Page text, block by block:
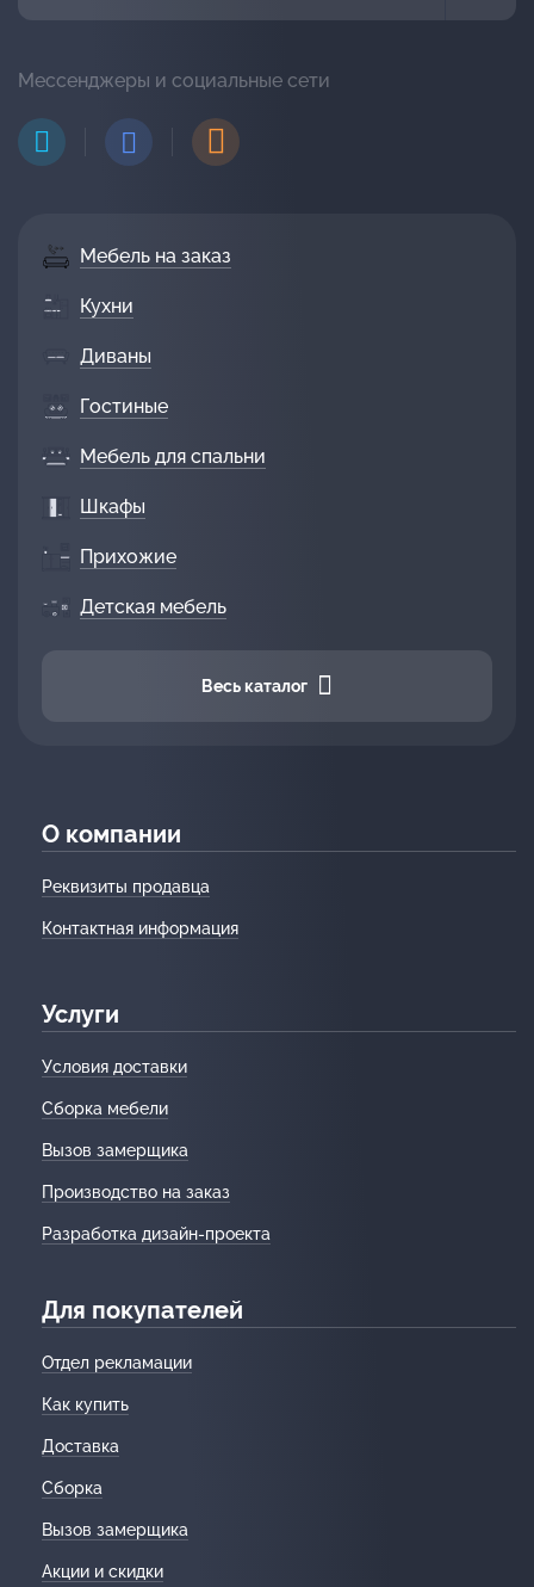
Мебель на заказ
Кухни
Диваны
Гостиные
Мебель для спальни
Шкафы
Прихожие
Детская мебель
Весь каталог
О компании
Реквизиты продавца
Контактная информация
Услуги
Условия доставки
Сборка мебели
Вызов замерщика
Производство на заказ
Разработка дизайн-проекта
Для покупателей
Отдел рекламации
Как купить
Доставка
Сборка
Вызов замерщика
Акции и скидки
Мессенджеры и социальные сети